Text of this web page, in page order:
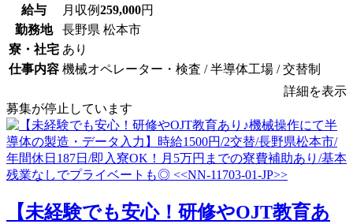
給与 月収例259,000円
勤務地
長野県 松本市
寮・社宅 あり
仕事内容 機械オペレーター・検査 / 半導体工場 / 交替制
詳細を表示
募集が停止しています
【未経験でも安心！研修やOJT教育あ